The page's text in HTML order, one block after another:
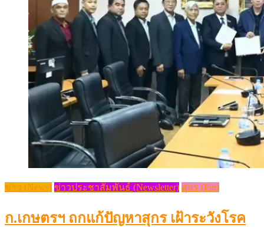
ข่าว (News) ข่าวประชาสัมพันธ์ (Newsletter) สุกร (Pig)
ก.เกษตรฯ ถกแก้ปัญหาสุกร เฝ้าระวังโรค